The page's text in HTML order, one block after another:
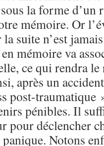
la forme d’un
mémoire. Or
suite n’est
mémoire va
ce qui rendra
après un
post-traumatique
pénibles. Il
pour déclencher
Notons